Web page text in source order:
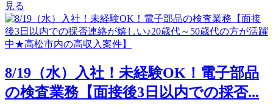
見る
8/19（水）入社！未経験OK！電子部品
の検査業務【面接後3日以内での採否...